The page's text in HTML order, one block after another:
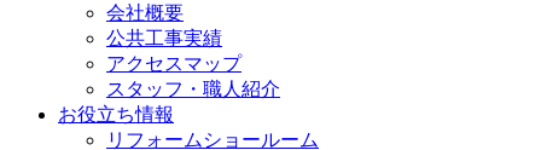
会社概要
公共工事実績
アクセスマップ
スタッフ・職人紹介
お役立ち情報
リフォームショールーム